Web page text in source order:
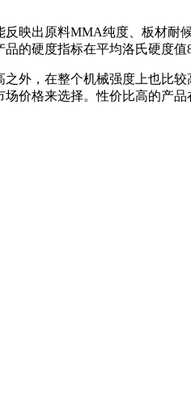
映出原料MMA纯度、板材耐
的硬度指标在平均洛氏硬度值
外，在整个机械强度上也比
价格来选择。性价比高的产